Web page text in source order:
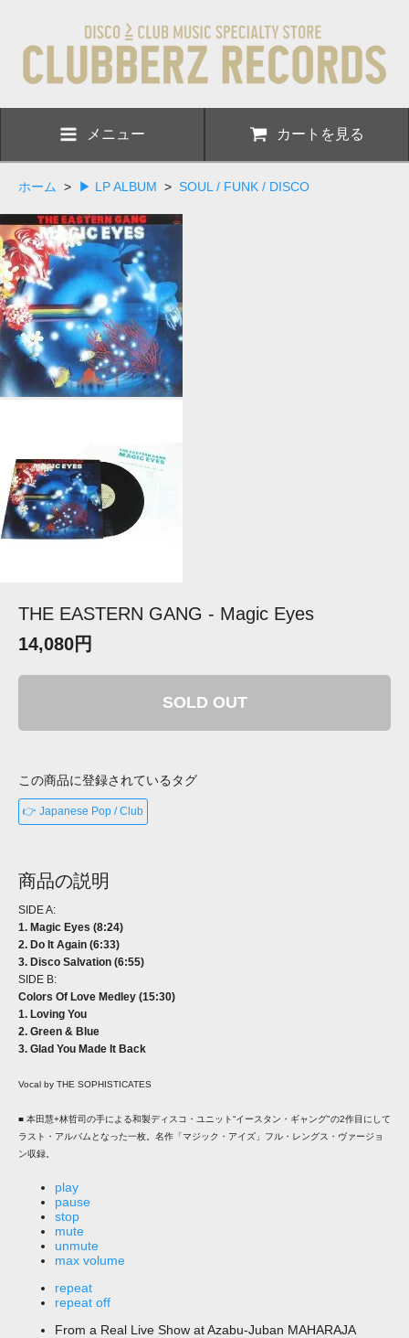
メニュー カートを見る
ホーム > ▶ LP ALBUM > SOUL / FUNK / DISCO
THE EASTERN GANG - Magic Eyes
14,080円
SOLD OUT
この商品に登録されているタグ
👉 Japanese Pop / Club
商品の説明
SIDE A:
1. Magic Eyes (8:24)
2. Do It Again (6:33)
3. Disco Salvation (6:55)
SIDE B:
Colors Of Love Medley (15:30)
1. Loving You
2. Green & Blue
3. Glad You Made It Back
Vocal by THE SOPHISTICATES
■ 本田慧+林哲司の手による和製ディスコ・ユニット“イースタン・ギャング"の2作目にして
ラスト・アルバムとなった一枚。名作「マジック・アイズ」フル・レングス・ヴァージョ
ン収録。
play
pause
stop
mute
unmute
max volume
repeat
repeat off
From a Real Live Show at Azabu-Juban MAHARAJA